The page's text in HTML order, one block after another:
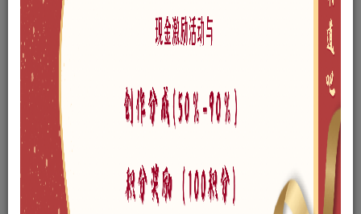
格式
版本
风格
文件大小
链接过期私信作者，或点此私信管理员
网站问题可以点此给管理员发邮件